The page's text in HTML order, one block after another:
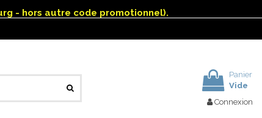
- hors autre code promotionnel).
Panier
Vide
Connexion